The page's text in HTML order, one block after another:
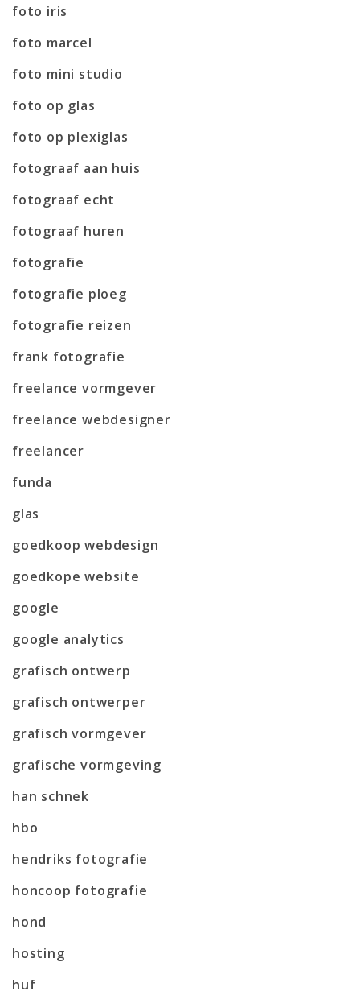
foto iris
foto marcel
foto mini studio
foto op glas
foto op plexiglas
fotograaf aan huis
fotograaf echt
fotograaf huren
fotografie
fotografie ploeg
fotografie reizen
frank fotografie
freelance vormgever
freelance webdesigner
freelancer
funda
glas
goedkoop webdesign
goedkope website
google
google analytics
grafisch ontwerp
grafisch ontwerper
grafisch vormgever
grafische vormgeving
han schnek
hbo
hendriks fotografie
honcoop fotografie
hond
hosting
huf